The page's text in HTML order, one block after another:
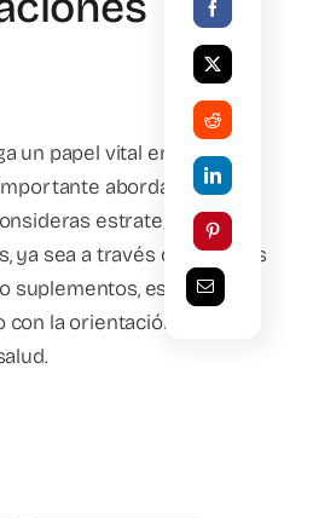
un papel vital en el
abordar su uso
estrategias para
ya sea a través de cambios
suplementos, es
la orientación de